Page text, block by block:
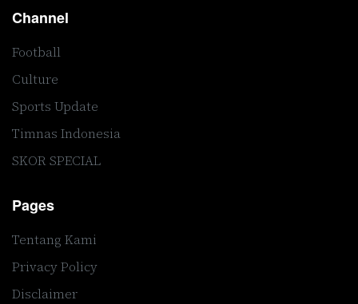
Channel
Football
Culture
Sports Update
Timnas Indonesia
SKOR SPECIAL
Pages
Tentang Kami
Privacy Policy
Disclaimer